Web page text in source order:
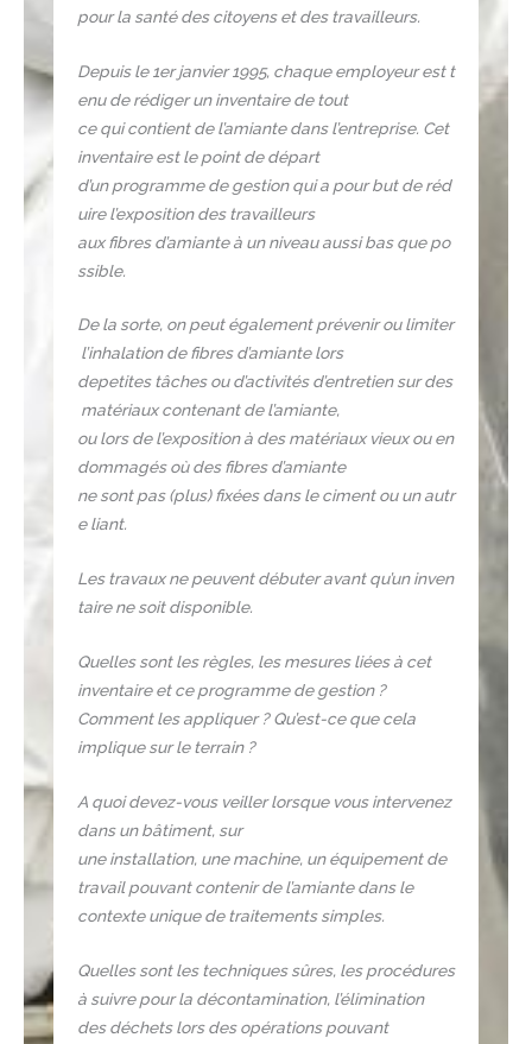
pour la santé des citoyens et des travailleurs.
Depuis le 1er janvier 1995, chaque employeur est t
enu de rédiger un inventaire de tout
ce qui contient de l’amiante dans l’entreprise. Cet
inventaire est le point de départ
d’un programme de gestion qui a pour but de réd
uire l’exposition des travailleurs
aux fibres d’amiante à un niveau aussi bas que po
ssible.
De la sorte, on peut également prévenir ou limiter
l’inhalation de fibres d’amiante lors
depetites tâches ou d’activités d’entretien sur des
matériaux contenant de l’amiante,
ou lors de l’exposition à des matériaux vieux ou en
dommagés où des fibres d’amiante
ne sont pas (plus) fixées dans le ciment ou un autr
e liant.
Les travaux ne peuvent débuter avant qu’un inven
taire ne soit disponible.
Quelles sont les règles, les mesures liées à cet
inventaire et ce programme de gestion ?
Comment les appliquer ? Qu’est-ce que cela
implique sur le terrain ?
A quoi devez-vous veiller lorsque vous intervenez
dans un bâtiment, sur
une installation, une machine, un équipement de
travail pouvant contenir de l’amiante dans le
contexte unique de traitements simples.
Quelles sont les techniques sûres, les procédures
à suivre pour la décontamination, l’élimination
des déchets lors des opérations pouvant